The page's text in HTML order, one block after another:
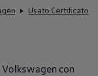
Usato Certificato
Volkswagen con